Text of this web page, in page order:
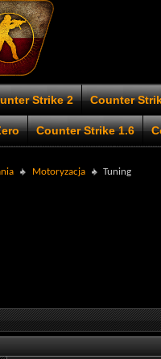
Strike 2 Counter
Counter Strike 1.6
Motoryzacja Tuning